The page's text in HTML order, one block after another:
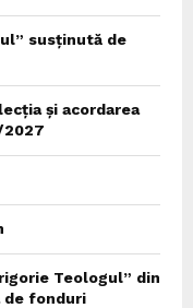
susținută de
și acordarea
2027
Teologul” din
de fonduri